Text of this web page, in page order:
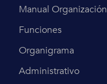
Manual Organización
Funciones
Organigrama
Administrativo